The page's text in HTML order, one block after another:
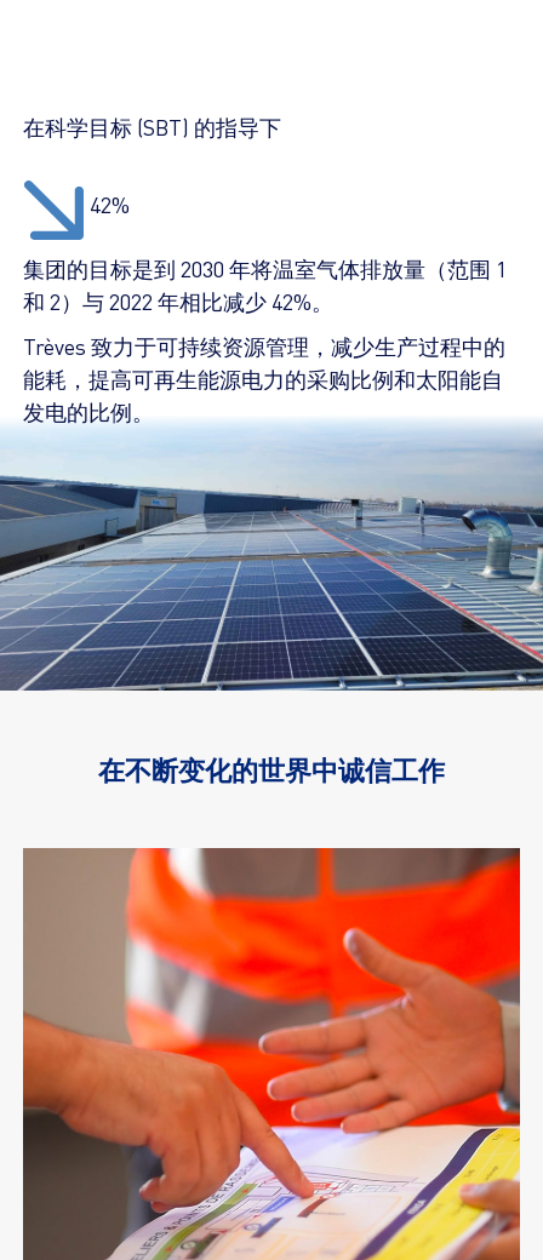
在科学目标 (SBT) 的指导下
42%
集团的目标是到 2030 年将温室气体排放量（范围 1
和 2）与 2022 年相比减少 42%。
Trèves 致力于可持续资源管理，减少生产过程中的
能耗，提高可再生能源电力的采购比例和太阳能自
发电的比例。
在不断变化的世界中诚信工作